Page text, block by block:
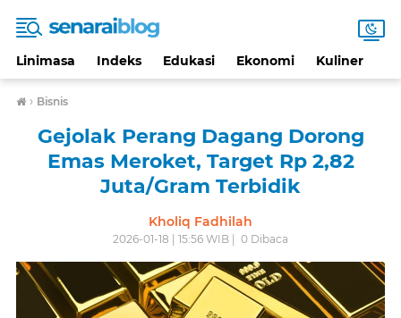
Linimasa Indeks Edukasi Ekonomi Kuliner
› Bisnis
Gejolak Perang Dagang Dorong
Emas Meroket, Target Rp 2,82
Juta/Gram Terbidik
Kholiq Fadhilah
2026-01-18 | 15:56 WIB | 0 Dibaca